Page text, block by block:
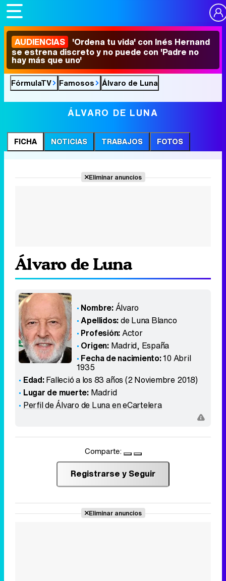
AUDIENCIAS 'Ordena tu vida' con Inés Hernand
se estrena discreto y no puede con 'Padre no
hay más que uno'
FórmulaTV Famosos Álvaro de Luna
ÁLVARO DE LUNA
FICHA NOTICIAS TRABAJOS FOTOS
Eliminar anuncios
Álvaro de Luna
Nombre:Álvaro
Apellidos:de Luna Blanco
Profesión:Actor
Origen: Madrid, España
Fecha de nacimiento:10 Abril
1935
Edad:Falleció a los 83 años (2 Noviembre 2018)
Lugar de muerte: Madrid
Perfil de Álvaro de Luna en eCartelera
Comparte:
Registrarse y Seguir
Eliminar anuncios